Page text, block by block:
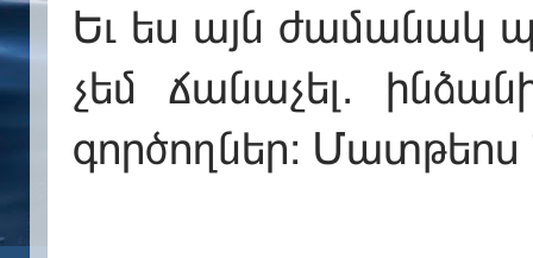
Եւ ես այն ժամանակ
չեմ ճանաչել.
գործողներ։ Մատթեոս